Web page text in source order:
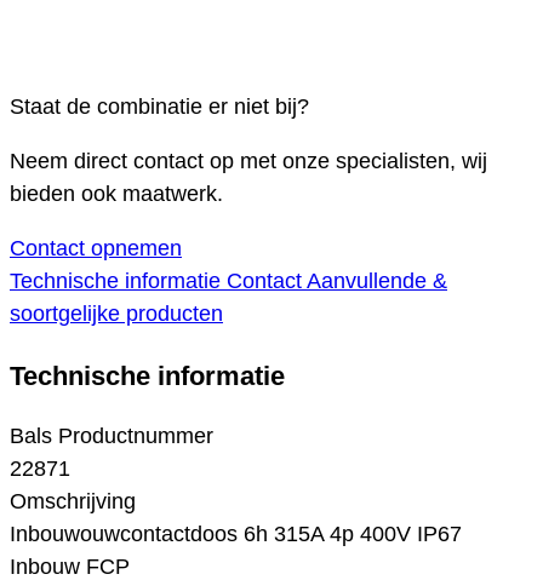
Staat de combinatie er niet bij?
Neem direct contact op met onze specialisten, wij
bieden ook maatwerk.
Contact opnemen
Technische informatie Contact Aanvullende &
soortgelijke producten
Technische informatie
Bals Productnummer
22871
Omschrijving
Inbouwouwcontactdoos 6h 315A 4p 400V IP67
Inbouw FCP